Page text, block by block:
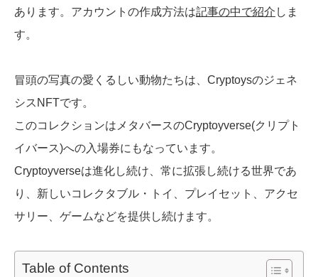
あります。アカウントの作成方法は記事の中で紹介 しま
す。
冒頭の写真の愛くるしい動物たちは、Cryptoysのジェネ
シスNFTです。
このコレクションはメタバースのCryptoyverse(クリプト
イバース)への入場券にもなっています。
Cryptoyverseは進化し続け、常に拡張し続ける世界であ
り、新しいコレクタブル・トイ、プレイセット、アクセ
サリー、ゲームなどを提供し続けます。
Table of Contents